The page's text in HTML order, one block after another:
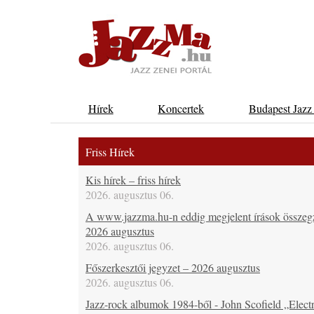
Hírek Koncertek Budapest
Friss Hírek
Kis hírek – friss hírek
2026. augusztus 06.
A www.jazzma.hu-n eddig megjelent írások
2026 augusztus
2026. augusztus 06.
Főszerkesztői jegyzet – 2026 augusztus
2026. augusztus 06.
Jazz-rock albumok 1984-ből - John Scofield